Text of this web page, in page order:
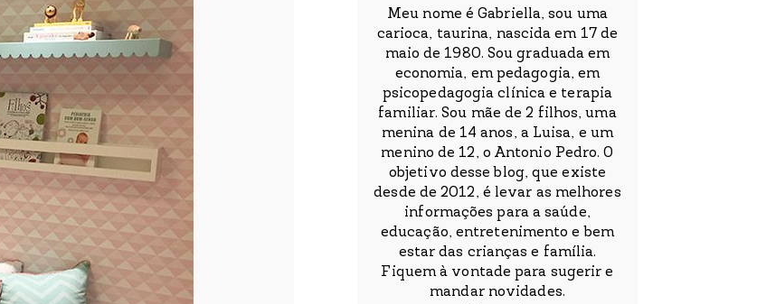
Meu nome é Gabriella, sou uma
carioca, taurina, nascida em 17 de
maio de 1980. Sou graduada em
economia, em pedagogia, em
psicopedagogia clínica e terapia
familiar. Sou mãe de 2 filhos, uma
menina de 14 anos, a Luisa, e um
menino de 12, o Antonio Pedro. O
objetivo desse blog, que existe
desde de 2012, é levar as melhores
informações para a saúde,
educação, entretenimento e bem
estar das crianças e família.
Fiquem à vontade para sugerir e
mandar novidades.